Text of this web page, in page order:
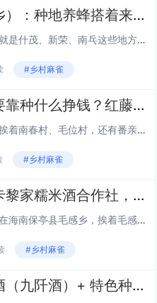
毛位村（海南保亭毛感乡）：种地养蜂搭着来，周边呀诺达、千龙洞好逛，生活便利有快递站
毛位村在海南保亭县毛感乡，旁边就是什茂、新荣、南乓这些地方，贺茂岭的树长得密，把村子围在里头。全村大概八百来号人，分在...
#乡村麻雀
海南保亭南好村村民主要靠种什么挣钱？红藤和益智种了多少亩？作为国家森林乡村，生态环境到底怎么样？
南好村在海南保亭县毛感乡，旁边挨着南春村、毛位村，还有番亲、赛龙村这几个地方，村委会到乡政府差不多 9 公里路。全村有...
#乡村麻雀
保亭南春村怎么玩？打卡黎家糯米酒合作社，近仙龙洞 / 槟榔谷还能吃保亭特产丨住民宿、吃长桌宴丨海南
咱村南春是个啥地方？南春村坐落在海南保亭县毛感乡，挨着毛感村、南好村，周边有番奋、番慢这些村落，青前岭就在附近。这里天蓝...
#乡村麻雀
九阡镇石板村：古法酿酒（九阡酒）+ 特色种植，水族村寨的经济与民生现状丨红色旅游丨三都县丨黔南丨贵州